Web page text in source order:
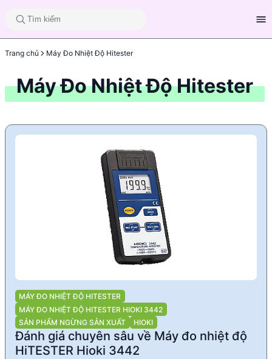
Trang chủ Máy Đo Nhiệt Độ Hitester
Máy Đo Nhiệt Độ Hitester
MÁY ĐO NHIỆT ĐỘ HITESTER
MÁY ĐO NHIỆT ĐỘ HITESTER HIOKI 3442
SẢN PHẨM NGỪNG SẢN XUẤT
HIOKI
Đánh giá chuyên sâu về Máy đo nhiệt độ
HiTESTER Hioki 3442